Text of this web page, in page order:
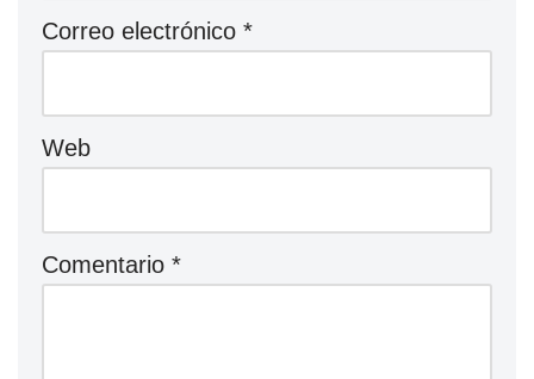
Correo electrónico *
Web
Comentario *